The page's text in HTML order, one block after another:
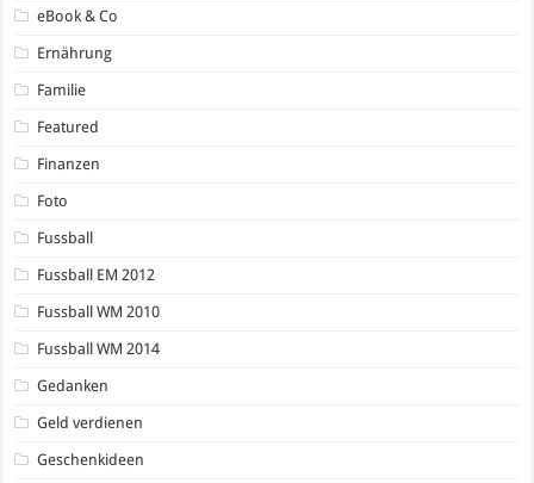
eBook & Co
Ernährung
Familie
Featured
Finanzen
Foto
Fussball
Fussball EM 2012
Fussball WM 2010
Fussball WM 2014
Gedanken
Geld verdienen
Geschenkideen